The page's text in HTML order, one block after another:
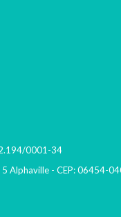
0001-34
Alphaville - CEP:06454-